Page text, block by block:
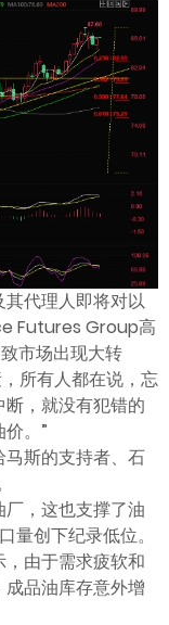
代理人即将对以
Futures Group高
市场出现大转
所有人都在说，忘
，就没有犯错的
。”
斯的支持者、石
，这也支撑了油
量创下纪录低位。
由于需求疲软和
品油库存意外增